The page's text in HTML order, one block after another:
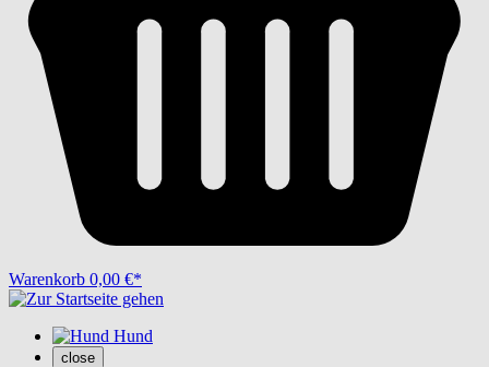
Warenkorb 0,00 €*
Hund
close